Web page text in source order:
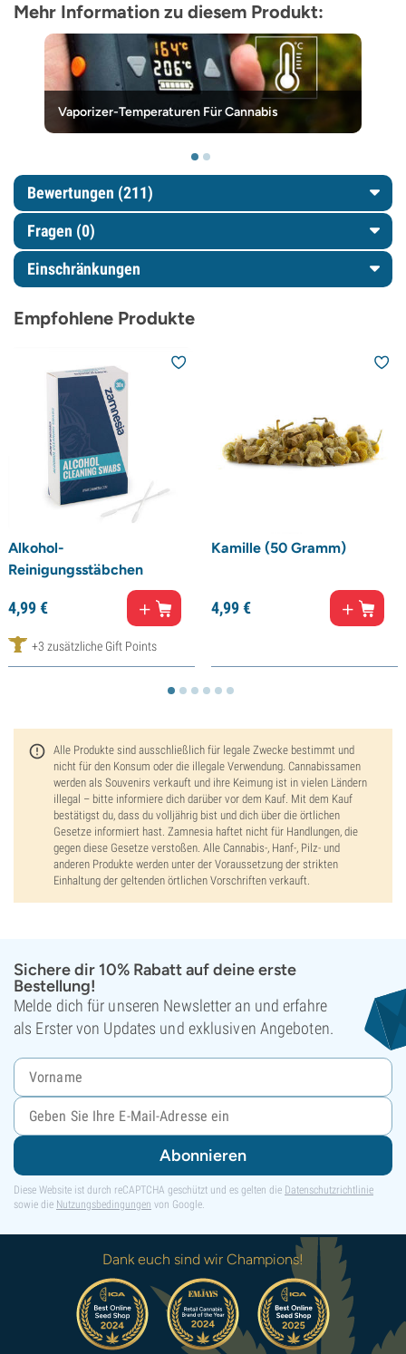
Mehr Information zu diesem Produkt:
Vaporizer-Temperaturen Für Cannabis
Bewertungen (211)
Fragen (0)
Einschränkungen
Empfohlene Produkte
Alkohol-
Reinigungsstäbchen
4,99€
+3 zusätzliche Gift Points
Kamille (50 Gramm)
4,99€
Alle Produkte sind ausschließlich für legale Zwecke bestimmt und
nicht für den Konsum oder die illegale Verwendung. Cannabissamen
werden als Souvenirs verkauft und ihre Keimung ist in vielen Ländern
illegal – bitte informiere dich darüber vor dem Kauf. Mit dem Kauf
bestätigst du, dass du volljährig bist und dich über die örtlichen
Gesetze informiert hast. Zamnesia haftet nicht für Handlungen, die
gegen diese Gesetze verstoßen. Alle Cannabis-, Hanf-, Pilz- und
anderen Produkte werden unter der Voraussetzung der strikten
Einhaltung der geltenden örtlichen Vorschriften verkauft.
Sichere dir 10% Rabatt auf deine erste
Bestellung!
Melde dich für unseren Newsletter an und erfahre
als Erster von Updates und exklusiven Angeboten.
Abonnieren
Diese Website ist durch reCAPTCHA geschützt und es gelten die Datenschutzrichtlinie
sowie die Nutzungsbedingungen von Google.
Dank euch sind wir Champions!